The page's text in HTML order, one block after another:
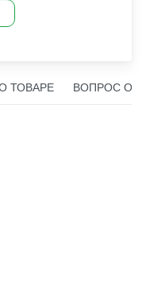
ТОВАРЕ ВОПРОС О